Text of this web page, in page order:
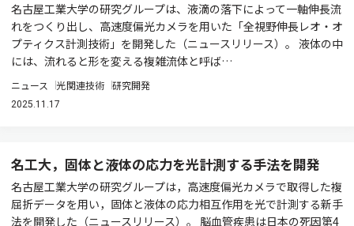
名古屋工業大学の研究グループは、液滴の落下によって一軸伸長流
れをつくり出し、高速度偏光カメラを用いた「全視野伸長レオ・オ
プティクス計測技術」を開発した（ニュースリリース）。 液体の中
には、流れると形を変える複雑流体と呼ば…
ニュース 光関連技術 研究開発
2025.11.17
名工大，固体と液体の応力を光計測する手法を開発
名古屋工業大学の研究グループは，高速度偏光カメラで取得した複
屈折データを用い，固体と液体の応力相互作用を光で計測する新手
法を開発した（ニュースリリース）。 脳血管疾患は日本の死因第4